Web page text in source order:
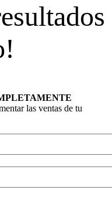
las ventas de tu